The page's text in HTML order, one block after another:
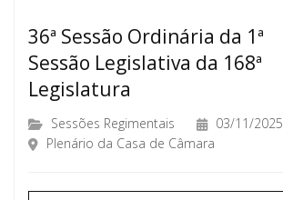
36ª Sessão Ordinária da 1ª
Sessão Legislativa da 168ª
Legislatura
Sessões Regimentais 03/11/2025
Plenário da Casa de Câmara